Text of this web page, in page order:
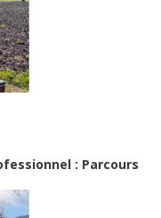
: Parcours